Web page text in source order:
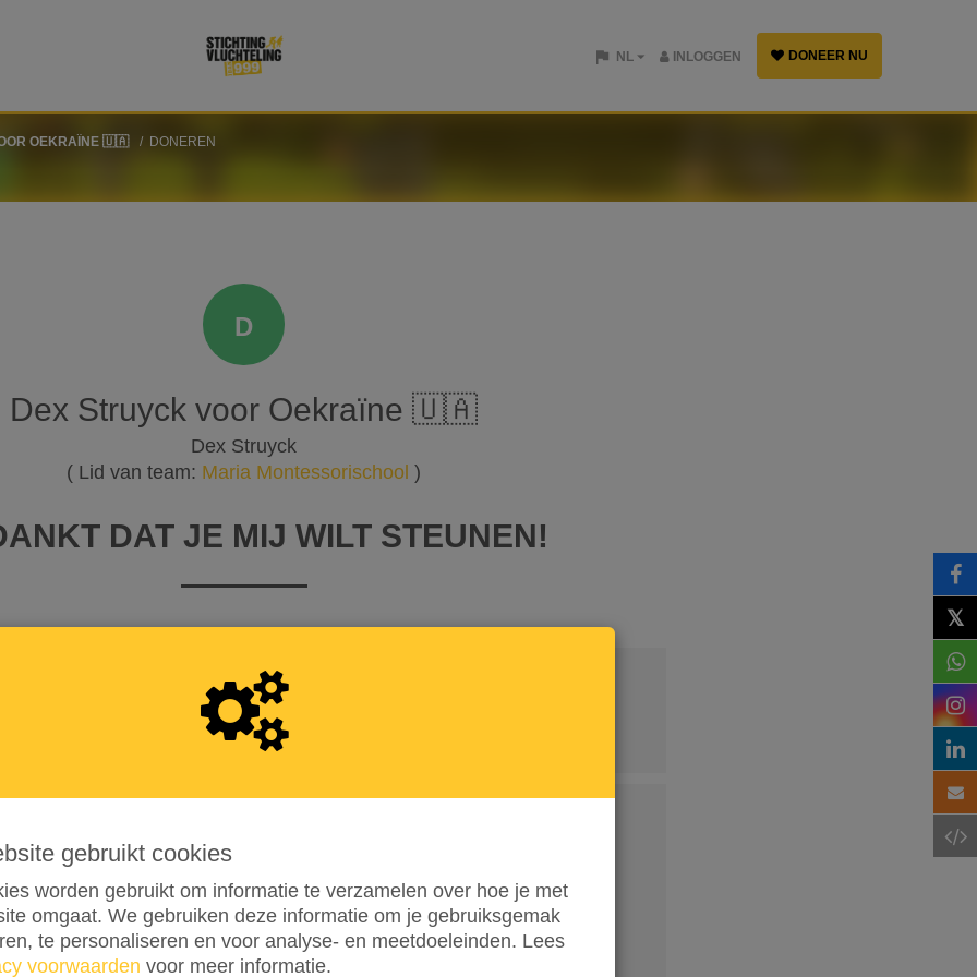
DONEER NU
INLOGGEN
NL
OEKRAÏNE 🇺🇦 DONEREN
D
Dex Struyck voor Oekraïne 🇺🇦
Dex Struyck
( Lid van team: Maria Montessorischool )
DAT JE MIJ WILT STEUNEN!
| Wero
opties
€ 50
de transactiekosten en betaal € 0,25 extra
aan de transactiekosten
𝕏
gebruikt cookies
worden gebruikt om informatie te verzamelen over hoe je met
omgaat. We gebruiken deze informatie om je gebruiksgemak
te personaliseren en voor analyse- en meetdoeleinden. Lees
voorwaarden voor meer informatie.